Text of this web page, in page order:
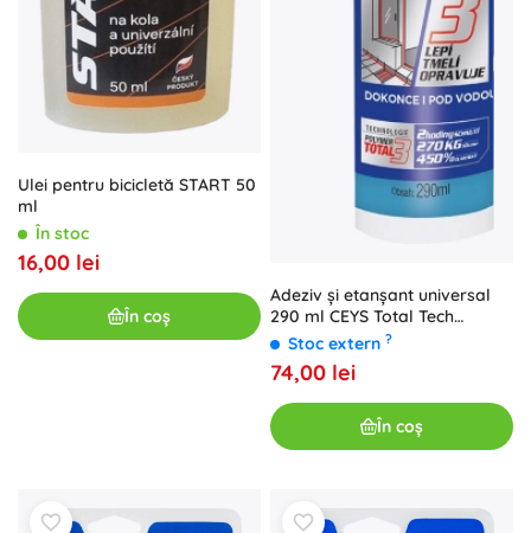
Ulei pentru bicicletă START 50
ml
În stoc
16,00 lei
În coș
Adeziv și etanșant universal
290 ml CEYS Total Tech
Albastru
Stoc extern ?
74,00 lei
În coș